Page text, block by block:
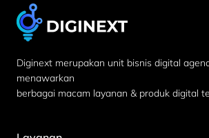
Diginext merupakan unit bisnis digital
menawarkan
berbagai macam layanan & produk digital